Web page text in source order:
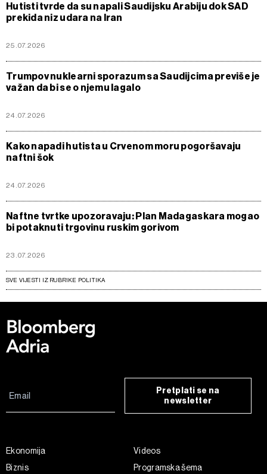
Hutisti tvrde da su napali Saudijsku Arabiju dok SAD
prekida niz udara na Iran
25.07.2026
Trumpov nuklearni sporazum sa Saudijcima previše je
važan da bi se o njemu lagalo
24.07.2026
Kako napadi hutista u Crvenom moru pogoršavaju
naftni šok
24.07.2026
Naftne tvrtke upozoravaju: Plan Madagaskara mogao
bi potaknuti trgovinu ruskim gorivom
23.07.2026
SVE VIJESTI IZ RUBRIKE POLITIKA
Pretplati se na
newsletter
Ekonomija
Biznis
Videos
Programska šema